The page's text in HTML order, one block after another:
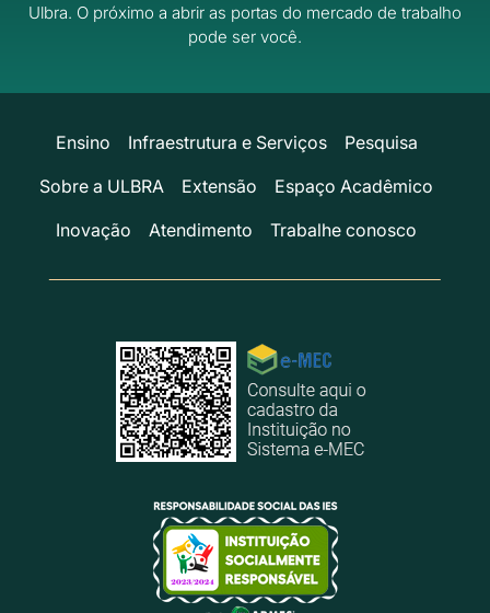
Ulbra. O próximo a abrir as portas do mercado de trabalho
pode ser você.
Ensino Infraestrutura e Serviços
Pesquisa
Sobre a ULBRA
Extensão
Espaço Acadêmico
Inovação
Atendimento Trabalhe conosco